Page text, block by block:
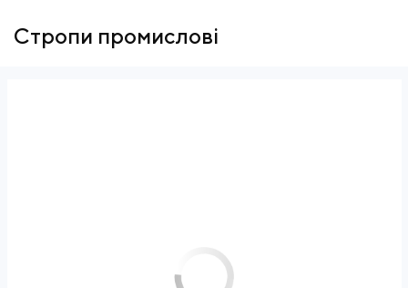
Стропи промислові